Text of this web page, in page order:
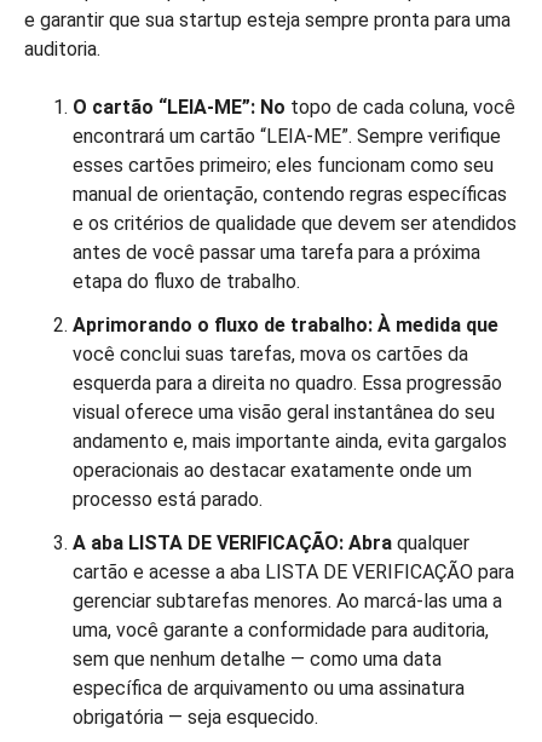
e garantir que sua startup esteja sempre pronta para uma
auditoria.
O cartão “LEIA-ME”: No topo de cada coluna, você
encontrará um cartão “LEIA-ME”. Sempre verifique
esses cartões primeiro; eles funcionam como seu
manual de orientação, contendo regras específicas
e os critérios de qualidade que devem ser atendidos
antes de você passar uma tarefa para a próxima
etapa do fluxo de trabalho.
Aprimorando o fluxo de trabalho: À medida que
você conclui suas tarefas, mova os cartões da
esquerda para a direita no quadro. Essa progressão
visual oferece uma visão geral instantânea do seu
andamento e, mais importante ainda, evita gargalos
operacionais ao destacar exatamente onde um
processo está parado.
A aba LISTA DE VERIFICAÇÃO: Abra qualquer
cartão e acesse a aba LISTA DE VERIFICAÇÃO para
gerenciar subtarefas menores. Ao marcá-las uma a
uma, você garante a conformidade para auditoria,
sem que nenhum detalhe — como uma data
específica de arquivamento ou uma assinatura
obrigatória — seja esquecido.